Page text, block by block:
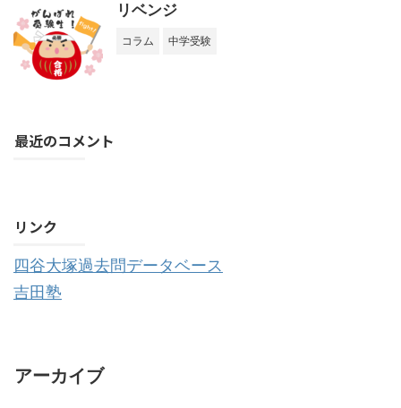
リベンジ
コラム 中学受験
最近のコメント
リンク
四谷大塚過去問データベース
吉田塾
アーカイブ